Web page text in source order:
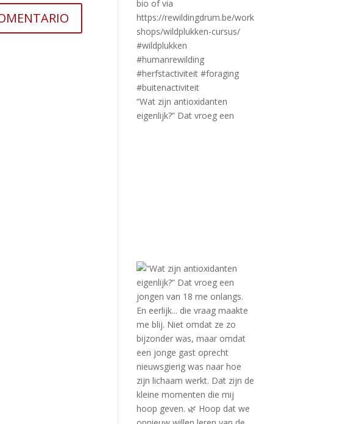
“Wat zijn antioxidanten
eigenlijk?” Dat vroeg een